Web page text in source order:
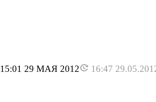
15:01 29 МАЯ 2012 16:47